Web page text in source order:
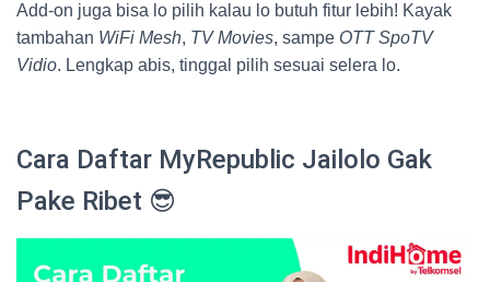
Add-on juga bisa lo pilih kalau lo butuh fitur lebih! Kayak
tambahan WiFi Mesh, TV Movies, sampe OTT SpoTV
Vidio. Lengkap abis, tinggal pilih sesuai selera lo.
Cara Daftar MyRepublic Jailolo Gak
Pake Ribet 😎